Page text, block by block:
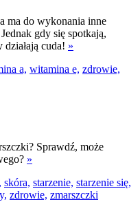
ma do wykonania inne
gdy się spotkają,
cuda! »
a, witamina e, zdrowie,
Sprawdź, może
»
skóra, starzenie, starzenie się,
zdrowie, zmarszczki